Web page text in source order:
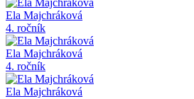
Ela Majchráková
4. ročník
Ela Majchráková
4. ročník
Ela Majchráková